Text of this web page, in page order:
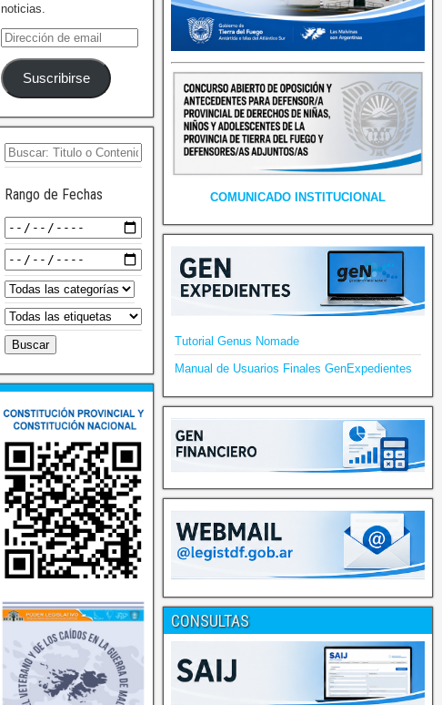
noticias.
Suscribirse
Rango de Fechas COMUNICADO INSTITUCIONAL
Tutorial Genus Nomade
Manual de Usuarios Finales GenExpedientes
CONSULTAS